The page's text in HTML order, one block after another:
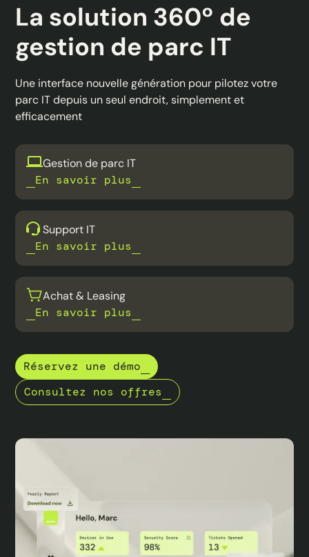
La solution 360º de
gestion de parc IT
Une interface nouvelle génération pour pilotez votre
parc IT depuis un seul endroit, simplement et
efficacement
Gestion de parc IT
En savoir plus
Support IT
En savoir plus
Achat & Leasing
En savoir plus
Réservez une démo
Consultez nos offres